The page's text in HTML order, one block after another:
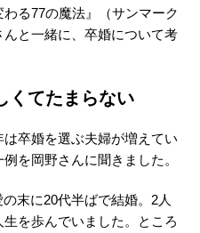
わる77の魔法』（サンマーク
と一緒に、卒婚について考
くてたまらない
卒婚を選ぶ夫婦が増えてい
を岡野さんに聞きました。
末に20代半ばで結婚。2人
を歩んでいました。ところ